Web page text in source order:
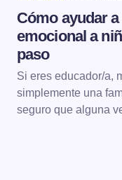
Cómo ayudar
emocional a
paso
Si eres educador/a,
simplemente una
seguro que alguna